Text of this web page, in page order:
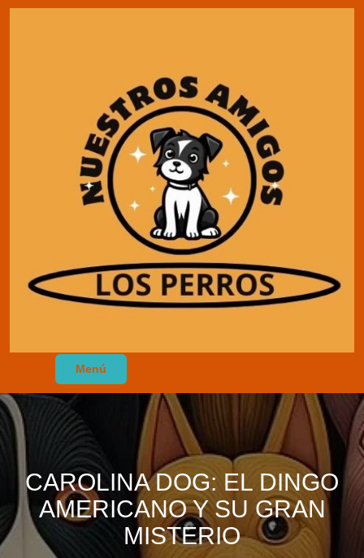
Menú
CAROLINA DOG: EL DINGO
AMERICANO Y SU GRAN
MISTERIO